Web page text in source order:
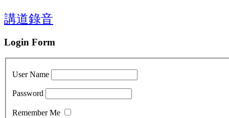
講道錄音
Login Form
User Name
Password
Remember Me